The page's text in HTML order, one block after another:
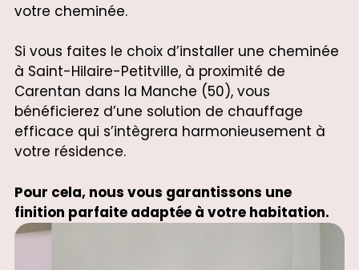
votre cheminée.
Si vous faites le choix d’installer une cheminée
à Saint-Hilaire-Petitville, à proximité de
Carentan dans la Manche (50), vous
bénéficierez d’une solution de chauffage
efficace qui s’intègrera harmonieusement à
votre résidence.
Pour cela, nous vous garantissons une
finition parfaite adaptée à votre habitation.